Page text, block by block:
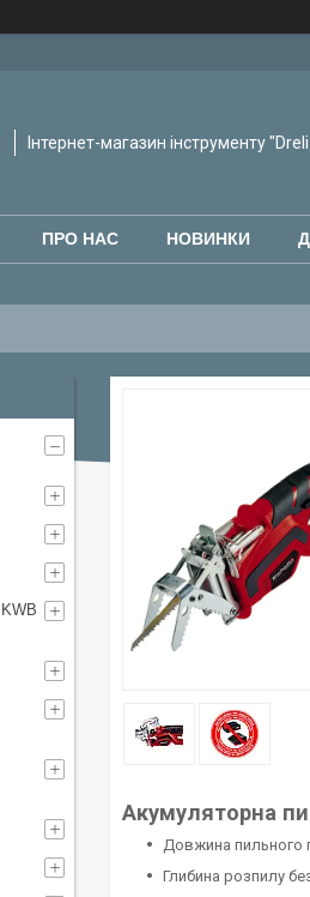
Інтернет-магазин інструменту
ПРО НАС НОВИНКИ
Акумуляторна
Довжина пильного
Глибина розпилу